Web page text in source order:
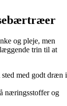
og pleje, men
trin til at
med godt dræn i
næringsstoffer og